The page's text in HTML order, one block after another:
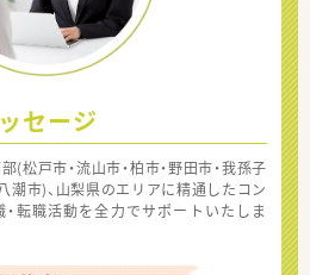
セージ
(松戸市・流山市・柏市・野田市・我孫子
潮市)、山梨県のエリアに精通したコン
転職活動を全力でサポートいたしま